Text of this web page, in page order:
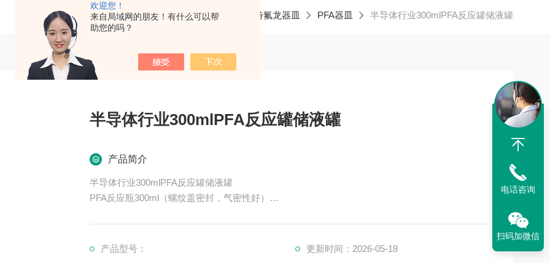
欢迎您！
来自局域网的朋友！有什么可以帮
助您的吗？
当前位置：首页 产品中心 痕量分析特氟龙器皿 PFA器皿 半导体行业300mlPFA反应罐储液罐
半导体行业300mlPFA反应罐储液罐
产品简介
半导体行业300mlPFA反应罐储液罐
PFA反应瓶300ml（螺纹盖密封，气密性好）
3.使用温度：-200至260℃（敞口）
产品型号： 更新时间：2026-05-18
电话咨询
扫码加微信